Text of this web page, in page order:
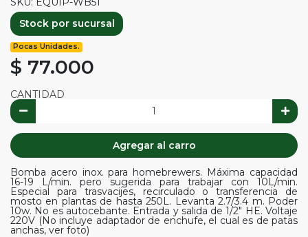
Stock por sucursal
Pocas Unidades.
$ 77.000
CANTIDAD
Agregar al carro
Bomba acero inox. para homebrewers. Máxima capacidad
16-19 L/min. pero sugerida para trabajar con 10L/min.
Especial para trasvacijes, recirculado o transferencia de
mosto en plantas de hasta 250L. Levanta 2.7/3.4 m. Poder
10w. No es autocebante. Entrada y salida de 1/2" HE. Voltaje
220V (No incluye adaptador de enchufe, el cual es de patas
anchas, ver foto)